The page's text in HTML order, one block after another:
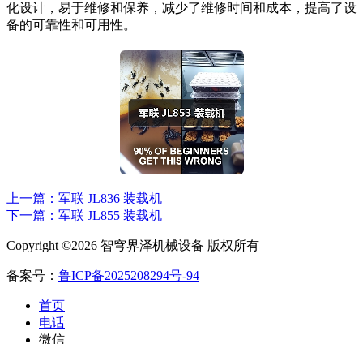
化设计，易于维修和保养，减少了维修时间和成本，提高了设
备的可靠性和可用性。
上一篇：军联 JL836 装载机
下一篇：军联 JL855 装载机
Copyright ©2026 智穹界泽机械设备 版权所有
备案号： 鲁ICP备2025208294号-94
首页
电话
微信